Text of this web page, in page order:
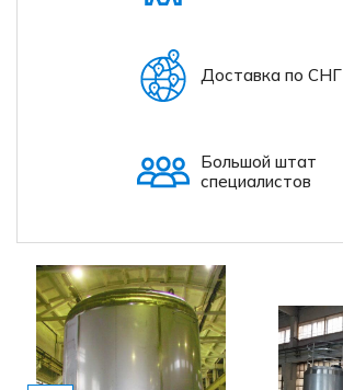
Доставка по СНГ
Большой штат
специалистов